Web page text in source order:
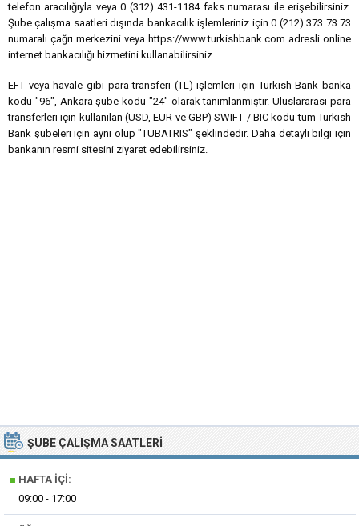
telefon aracılığıyla veya 0 (312) 431-1184 faks numarası ile erişebilirsiniz.
Şube çalışma saatleri dışında bankacılık işlemleriniz için 0 (212) 373 73 73
numaralı çağrı merkezini veya https://www.turkishbank.com adresli online
internet bankacılığı hizmetini kullanabilirsiniz.
EFT veya havale gibi para transferi (TL) işlemleri için Turkish Bank banka
kodu "96", Ankara şube kodu "24" olarak tanımlanmıştır. Uluslararası para
transferleri için kullanılan (USD, EUR ve GBP) SWIFT / BIC kodu tüm Turkish
Bank şubeleri için aynı olup "TUBATRIS" şeklindedir. Daha detaylı bilgi için
bankanın resmi sitesini ziyaret edebilirsiniz.
ŞUBE ÇALIŞMA SAATLERI
■ HAFTA İÇI:
09:00 - 17:00